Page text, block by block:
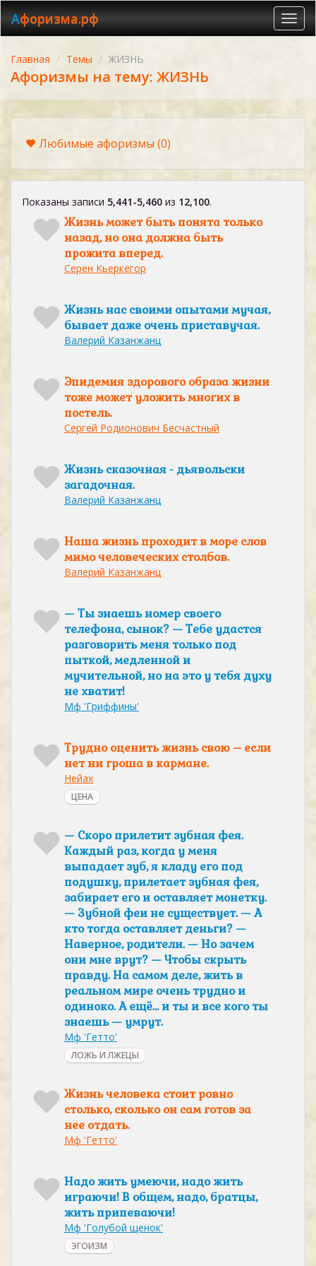
Афоризма.рф
Главная Темы ЖИЗНЬ
Афоризмы на тему: ЖИЗНЬ
Любимые афоризмы (0)
Показаны записи 5,441-5,460 из 12,100.
Жизнь может быть понята только
назад, но она должна быть
прожита вперед.
Серен Кьеркегор
Жизнь нас своими опытами мучая,
бывает даже очень приставучая.
Валерий Казанжанц
Эпидемия здорового образа жизни
тоже может уложить многих в
постель.
Сергей Родионович Бесчастный
Жизнь сказочная - дьявольски
загадочная.
Валерий Казанжанц
Наша жизнь проходит в море слов
мимо человеческих столбов.
Валерий Казанжанц
— Ты знаешь номер своего
телефона, сынок? — Тебе удастся
разговорить меня только под
пыткой, медленной и
мучительной, но на это у тебя духу
не хватит!
Мф 'Гриффины'
Трудно оценить жизнь свою – если
нет ни гроша в кармане.
Нейах
ЦЕНА
— Скоро прилетит зубная фея.
Каждый раз, когда у меня
выпадает зуб, я кладу его под
подушку, прилетает зубная фея,
забирает его и оставляет монетку.
— Зубной феи не существует. — А
кто тогда оставляет деньги? —
Наверное, родители. — Но зачем
они мне врут? — Чтобы скрыть
правду. На самом деле, жить в
реальном мире очень трудно и
одиноко. А ещё… и ты и все кого ты
знаешь — умрут.
Мф 'Гетто'
ЛОЖЬ И ЛЖЕЦЫ
Жизнь человека стоит ровно
столько, сколько он сам готов за
нее отдать.
Мф 'Гетто'
Надо жить умеючи, надо жить
играючи! В общем, надо, братцы,
жить припеваючи!
Мф 'Голубой щенок'
ЭГОИЗМ